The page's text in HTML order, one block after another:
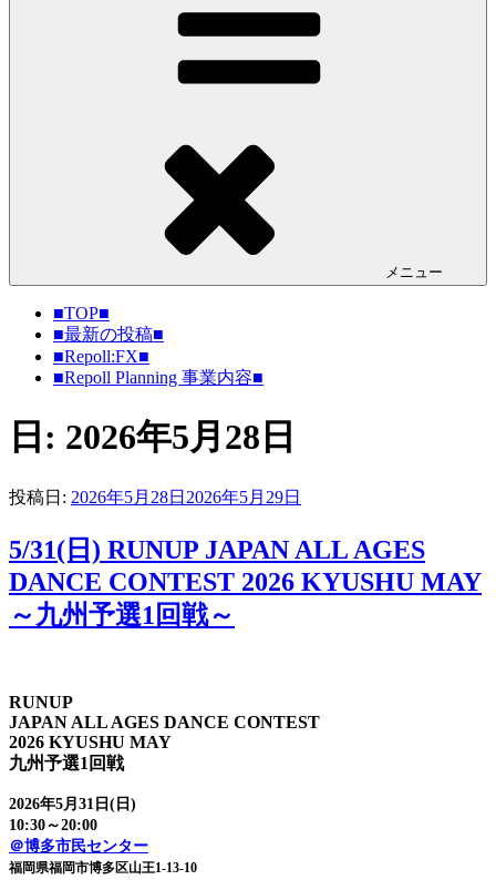
メニュー
■TOP■
■最新の投稿■
■Repoll:FX■
■Repoll Planning 事業内容■
日: 2026年5月28日
投稿日: 2026年5月28日 2026年5月29日
5/31(日) RUNUP JAPAN ALL AGES
DANCE CONTEST 2026 KYUSHU MAY
～九州予選1回戦～
RUNUP
JAPAN ALL AGES DANCE CONTEST
2026 KYUSHU MAY
九州予選1回戦
2026年5月31日(日)
10:30～20:00
＠博多市民センター
福岡県福岡市博多区山王1-13-10